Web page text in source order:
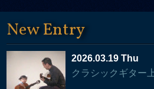
New Entry
2026.03.19 Thu
クラシックギター